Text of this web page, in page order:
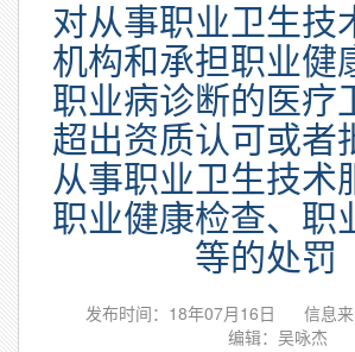
对从事职业卫生技
机构和承担职业健
职业病诊断的医疗
超出资质认可或者
从事职业卫生技术
职业健康检查、职
等的处罚
发布时间：18年07月16日
信息
编辑：吴咏杰